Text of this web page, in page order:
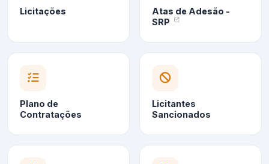
Licitações
Atas de Adesão -
SRP
Plano de
Contratações
Licitantes
Sancionados